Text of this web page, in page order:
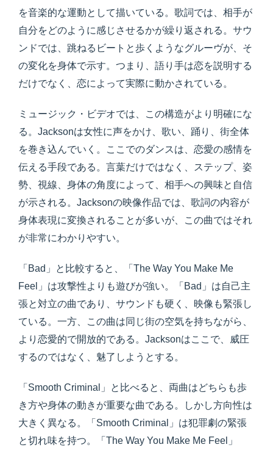
を音楽的な運動として描いている。歌詞では、相手が
自分をどのように感じさせるかが繰り返される。サウ
ンドでは、跳ねるビートと歩くようなグルーヴが、そ
の変化を身体で示す。つまり、語り手は恋を説明する
だけでなく、恋によって実際に動かされている。
ミュージック・ビデオでは、この構造がより明確にな
る。Jacksonは女性に声をかけ、歌い、踊り、街全体
を巻き込んでいく。ここでのダンスは、恋愛の感情を
伝える手段である。言葉だけではなく、ステップ、姿
勢、視線、身体の角度によって、相手への興味と自信
が示される。Jacksonの映像作品では、歌詞の内容が
身体表現に変換されることが多いが、この曲ではそれ
が非常にわかりやすい。
「Bad」と比較すると、「The Way You Make Me
Feel」は攻撃性よりも遊びが強い。「Bad」は自己主
張と対立の曲であり、サウンドも硬く、映像も緊張し
ている。一方、この曲は同じ街の空気を持ちながら、
より恋愛的で開放的である。Jacksonはここで、威圧
するのではなく、魅了しようとする。
「Smooth Criminal」と比べると、両曲はどちらも歩
き方や身体の動きが重要な曲である。しかし方向性は
大きく異なる。「Smooth Criminal」は犯罪劇の緊張
と切れ味を持つ。「The Way You Make Me Feel」